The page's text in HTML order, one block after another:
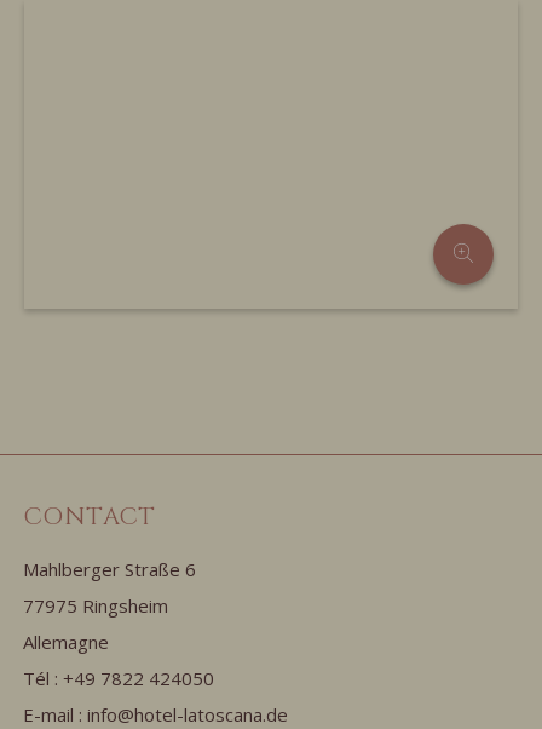
CONTACT
Mahlberger Straße 6
77975 Ringsheim
Allemagne
Tél : +49 7822 424050
E-mail : info@hotel-latoscana.de